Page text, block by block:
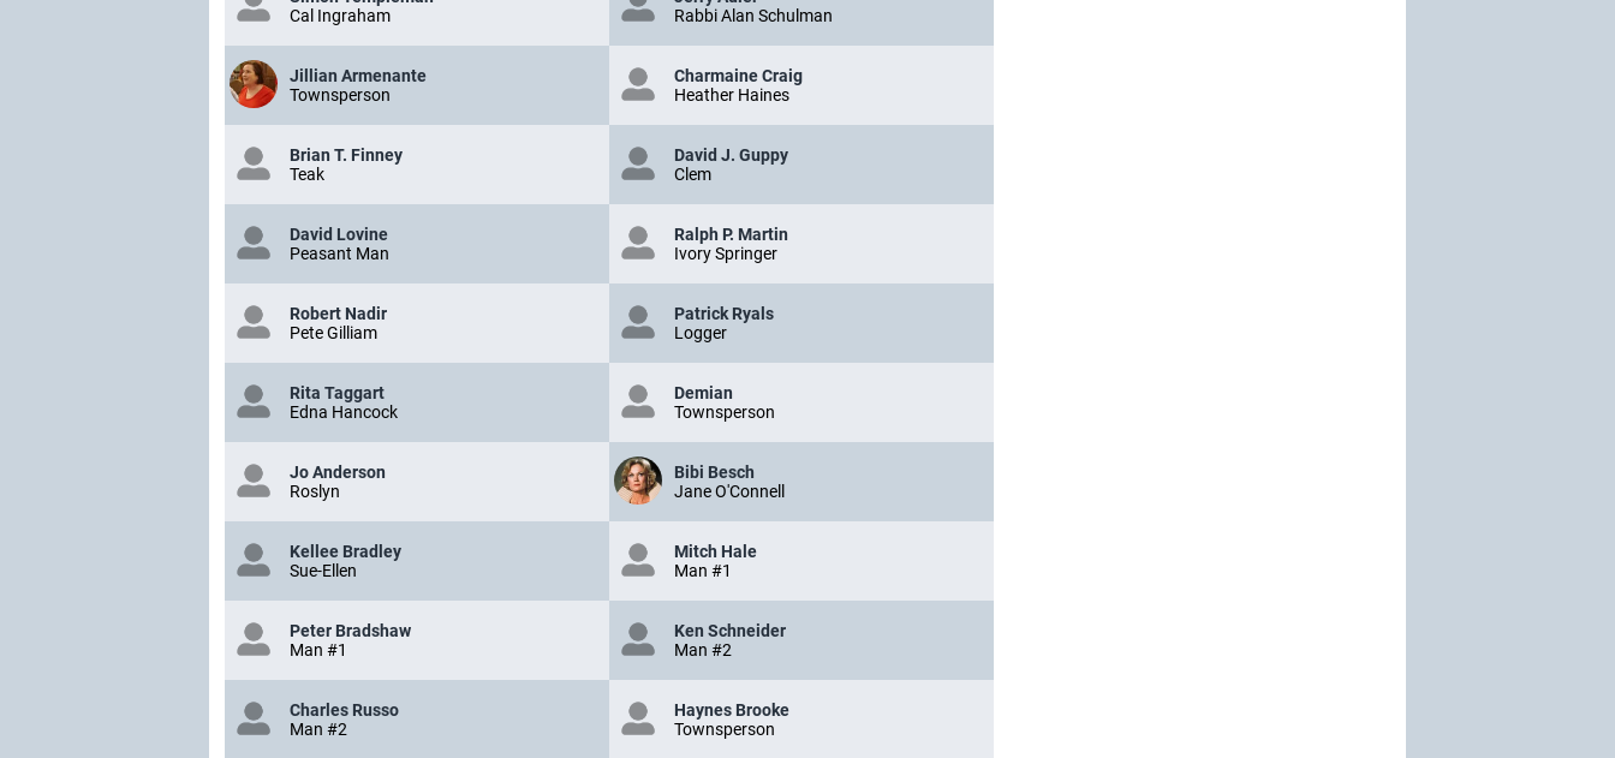
Cal Ingraham
Rabbi Alan Schulman
Jillian Armenante
Townsperson
Charmaine Craig
Heather Haines
Brian T. Finney
Teak
David J. Guppy
Clem
David Lovine
Peasant Man
Ralph P. Martin
Ivory Springer
Robert Nadir
Pete Gilliam
Patrick Ryals
Logger
Rita Taggart
Edna Hancock
Demian
Townsperson
Jo Anderson
Roslyn
Bibi Besch
Jane O'Connell
Kellee Bradley
Sue-Ellen
Mitch Hale
Man #1
Peter Bradshaw
Man #1
Ken Schneider
Man #2
Charles Russo
Man #2
Haynes Brooke
Townsperson